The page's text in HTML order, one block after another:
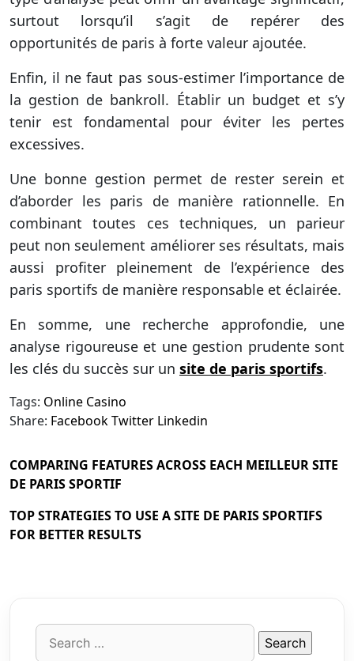
surtout lorsqu’il s’agit de repérer des
opportunités de paris à forte valeur ajoutée.
Enfin, il ne faut pas sous-estimer l’importance de
la gestion de bankroll. Établir un budget et s’y
tenir est fondamental pour éviter les pertes
excessives.
Une bonne gestion permet de rester serein et
d’aborder les paris de manière rationnelle. En
combinant toutes ces techniques, un parieur
peut non seulement améliorer ses résultats, mais
aussi profiter pleinement de l’expérience des
paris sportifs de manière responsable et éclairée.
En somme, une recherche approfondie, une
analyse rigoureuse et une gestion prudente sont
les clés du succès sur un site de paris sportifs.
Tags: Online Casino
Share: FacebookTwitter Linkedin
COMPARING FEATURES ACROSS EACH MEILLEUR SITE
DE PARIS SPORTIF
TOP STRATEGIES TO USE A SITE DE PARIS SPORTIFS
FOR BETTER RESULTS
Search
for: